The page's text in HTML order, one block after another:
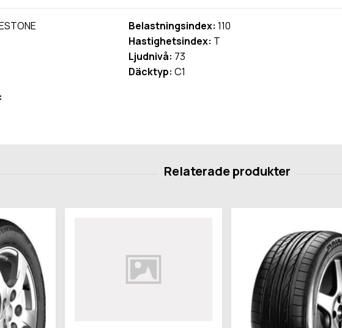
Belastningsindex: 110
Hastighetsindex: T
Ljudnivå: 73
Däcktyp: C1